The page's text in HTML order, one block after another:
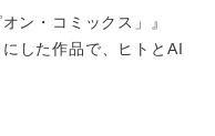
ン・コミックス」』
した作品で、ヒトとAI